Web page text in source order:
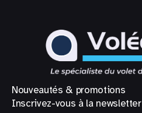
Nouveautés & promotions
Inscrivez-vous à la newsletter